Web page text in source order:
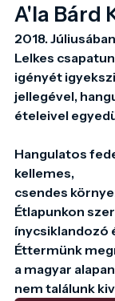
A'la Bárd
2018.
Lelkes
igényét
jellegével,
ételeivel
Hangulatos
kellemes,
csendes
Étlapunkon
ínycsiklandozó
Éttermünk
a magyar
nem találunk